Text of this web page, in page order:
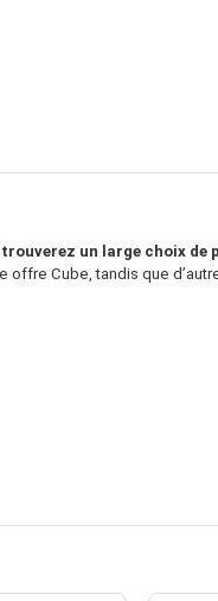
un large choix de
offre Cube, tandis que